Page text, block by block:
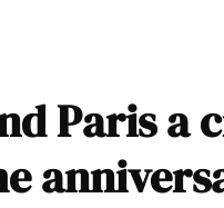
Paris a